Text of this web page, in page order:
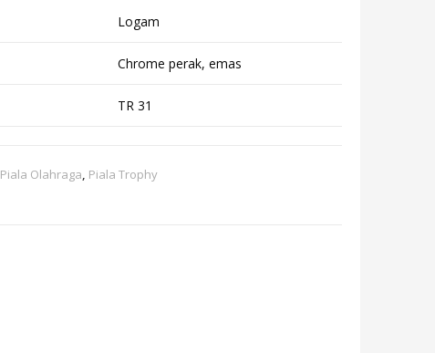
Logam
Chrome perak, emas
TR 31
Piala Olahraga, Piala Trophy